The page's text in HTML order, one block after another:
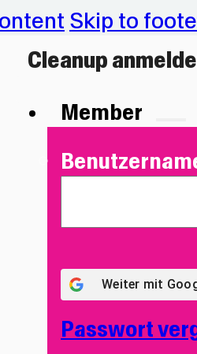
Skip to
Cleanup
Member
Weiter mit
Passwort